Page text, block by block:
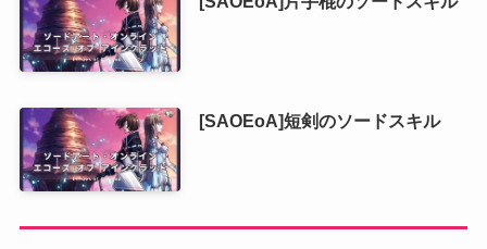
[SAOEoA]短剣のソードスキル